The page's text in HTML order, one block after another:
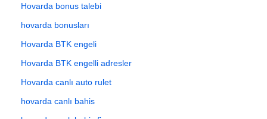
Hovarda bonus talebi
hovarda bonusları
Hovarda BTK engeli
Hovarda BTK engelli adresler
Hovarda canlı auto rulet
hovarda canlı bahis